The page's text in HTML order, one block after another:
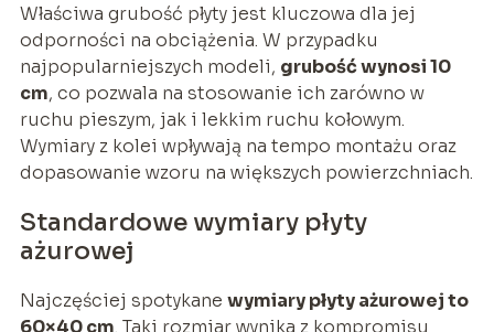
Właściwa grubość płyty jest kluczowa dla jej
odporności na obciążenia. W przypadku
najpopularniejszych modeli, grubość wynosi 10
cm, co pozwala na stosowanie ich zarówno w
ruchu pieszym, jak i lekkim ruchu kołowym.
Wymiary z kolei wpływają na tempo montażu oraz
dopasowanie wzoru na większych powierzchniach.
Standardowe wymiary płyty
ażurowej
Najczęściej spotykane wymiary płyty ażurowej to
60×40 cm. Taki rozmiar wynika z kompromisu